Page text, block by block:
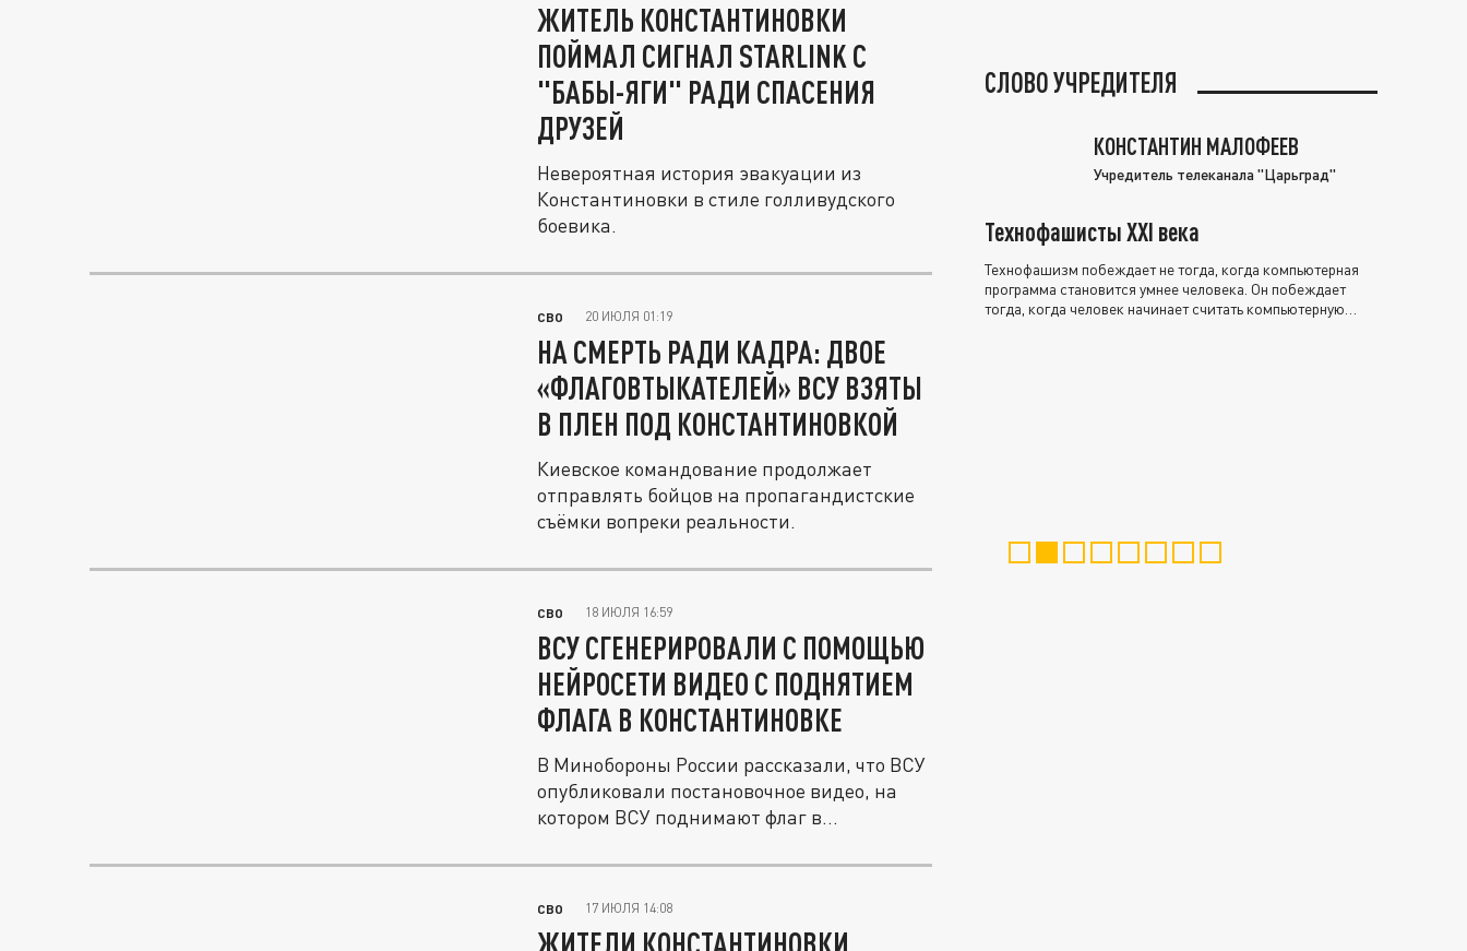
ЖИТЕЛЬ КОНСТАНТИНОВКИ
ПОЙМАЛ СИГНАЛ STARLINK С
"БАБЫ-ЯГИ" РАДИ СПАСЕНИЯ
ДРУЗЕЙ
Невероятная история эвакуации из
Константиновки в стиле голливудского
боевика.
СВО 20 ИЮЛЯ 01:19
НА СМЕРТЬ РАДИ КАДРА: ДВОЕ
«ФЛАГОВТЫКАТЕЛЕЙ» ВСУ ВЗЯТЫ
В ПЛЕН ПОД КОНСТАНТИНОВКОЙ
Киевское командование продолжает
отправлять бойцов на пропагандистские
съёмки вопреки реальности.
СВО 18 ИЮЛЯ 16:59
ВСУ СГЕНЕРИРОВАЛИ С ПОМОЩЬЮ
НЕЙРОСЕТИ ВИДЕО С ПОДНЯТИЕМ
ФЛАГА В КОНСТАНТИНОВКЕ
В Минобороны России рассказали, что ВСУ
опубликовали постановочное видео, на
котором ВСУ поднимают флаг в...
СВО 17 ИЮЛЯ 14:08
ЖИТЕЛИ КОНСТАНТИНОВКИ
СЛОВО УЧРЕДИТЕЛЯ
КОНСТАНТИН МАЛОФЕЕВ
Учредитель телеканала "Царьград"
Технофашисты XXI века
Технофашизм побеждает не тогда, когда компьютерная
программа становится умнее человека. Он побеждает
тогда, когда человек начинает считать компьютерную